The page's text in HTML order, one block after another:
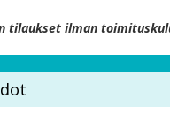
tilaukset ilman